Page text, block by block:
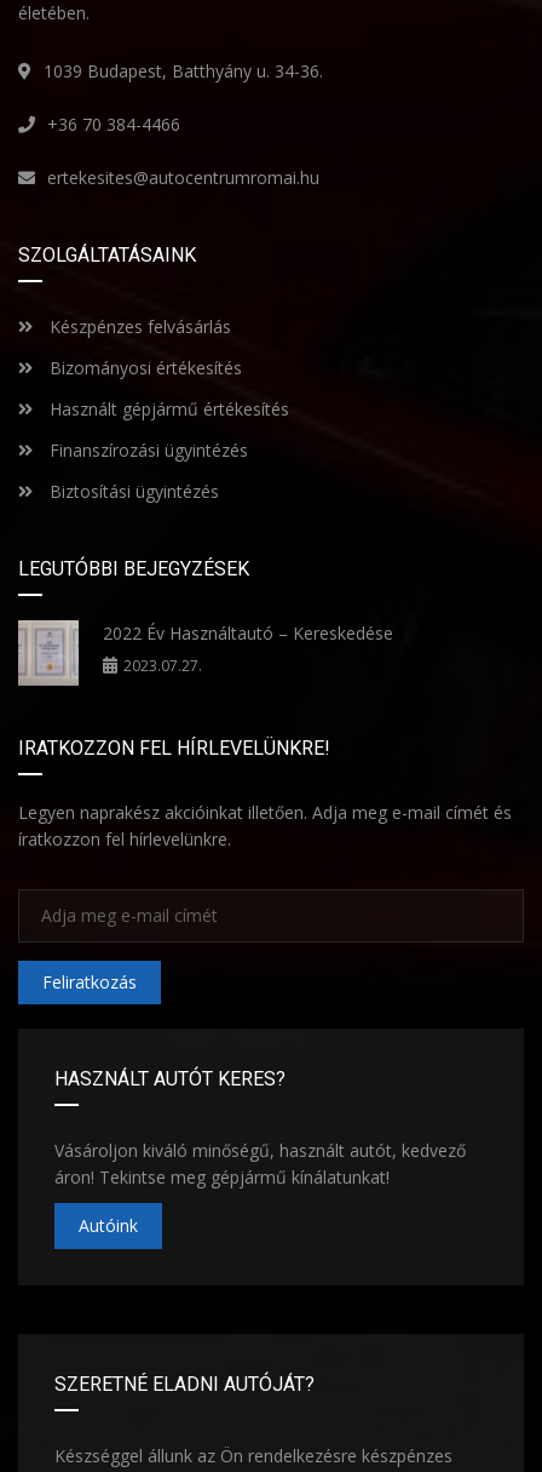
életében.
1039 Budapest, Batthyány u. 34-36.
+36 70 384-4466
ertekesites@autocentrumromai.hu
SZOLGÁLTATÁSAINK
Készpénzes felvásárlás
Bizományosi értékesítés
Használt gépjármű értékesítés
Finanszírozási ügyintézés
Biztosítási ügyintézés
LEGUTÓBBI BEJEGYZÉSEK
2022 Év Használtautó – Kereskedése
2023.07.27.
IRATKOZZON FEL HÍRLEVELÜNKRE!
Legyen naprakész akcióinkat illetően. Adja meg e-mail címét és
íratkozzon fel hírlevelünkre.
Feliratkozás
HASZNÁLT AUTÓT KERES?
Vásároljon kiváló minőségű, használt autót, kedvező
áron! Tekintse meg gépjármű kínálatunkat!
Autóink
SZERETNÉ ELADNI AUTÓJÁT?
Készséggel állunk az Ön rendelkezésre készpénzes